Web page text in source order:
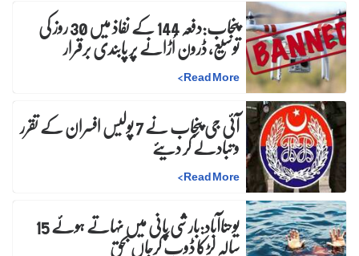
پنجاب:دفعہ 144 کے نفاذ میں 30 روز کیتوسیع، ڈرون اُڑانے پر پابندی برقرار
Read More
>
آئی جی پنجاب نے 7 پولیس افسران کے تقرر و تبادلے کر دیئے
Read More
>
یوحناآباد:بارشی پانی میں نہاتے ہوئے 15 سالہ لڑکا ڈوب کرجاں بحق